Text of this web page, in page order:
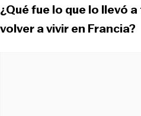
¿Qué fue lo que lo llevó
volver a vivir en Francia?